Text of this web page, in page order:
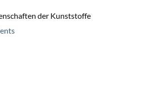
der Kunststoffe